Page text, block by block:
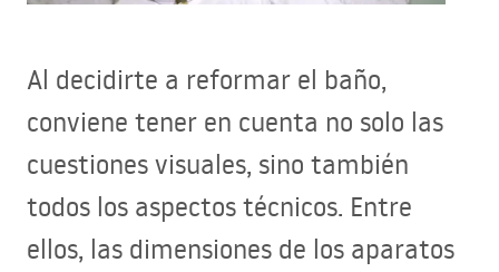
Al decidirte a reformar el baño,
conviene tener en cuenta no solo las
cuestiones visuales, sino también
todos los aspectos técnicos. Entre
ellos, las dimensiones de los aparatos